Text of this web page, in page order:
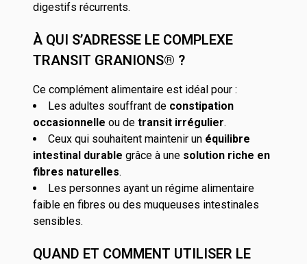
digestifs récurrents.
À QUI S’ADRESSE LE COMPLEXE
TRANSIT GRANIONS® ?
Ce complément alimentaire est idéal pour :
Les adultes souffrant de constipation
occasionnelle ou de transit irrégulier.
Ceux qui souhaitent maintenir un équilibre
intestinal durable grâce à une solution riche en
fibres naturelles.
Les personnes ayant un régime alimentaire
faible en fibres ou des muqueuses intestinales
sensibles.
QUAND ET COMMENT UTILISER LE